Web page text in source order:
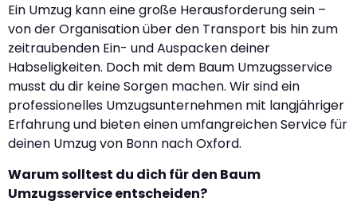
Ein Umzug kann eine große Herausforderung sein –
von der Organisation über den Transport bis hin zum
zeitraubenden Ein- und Auspacken deiner
Habseligkeiten. Doch mit dem Baum Umzugsservice
musst du dir keine Sorgen machen. Wir sind ein
professionelles Umzugsunternehmen mit langjähriger
Erfahrung und bieten einen umfangreichen Service für
deinen Umzug von Bonn nach Oxford.
Warum solltest du dich für den Baum
Umzugsservice entscheiden?